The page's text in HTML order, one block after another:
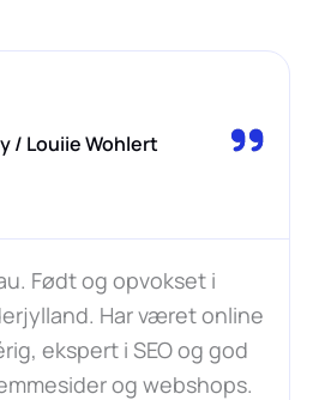
/ Louiie Wohlert
Født og opvokset i
Har været online
ekspert i SEO og god
og webshops.